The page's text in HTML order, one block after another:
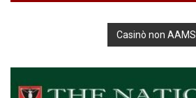
Casinò non AAMS